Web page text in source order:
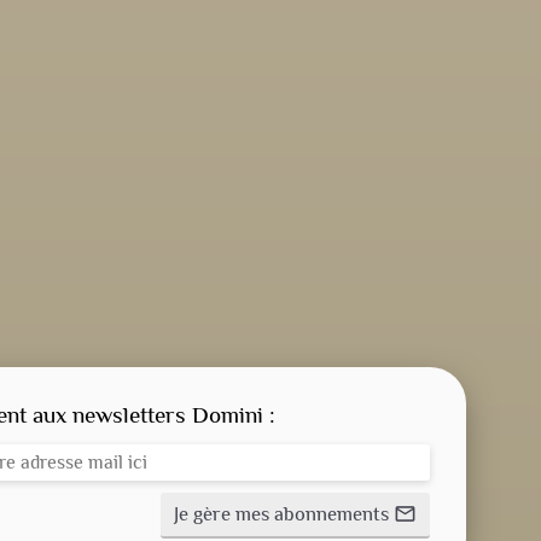
aux newsletters Domini :
Je gère mes abonnements mail_outline